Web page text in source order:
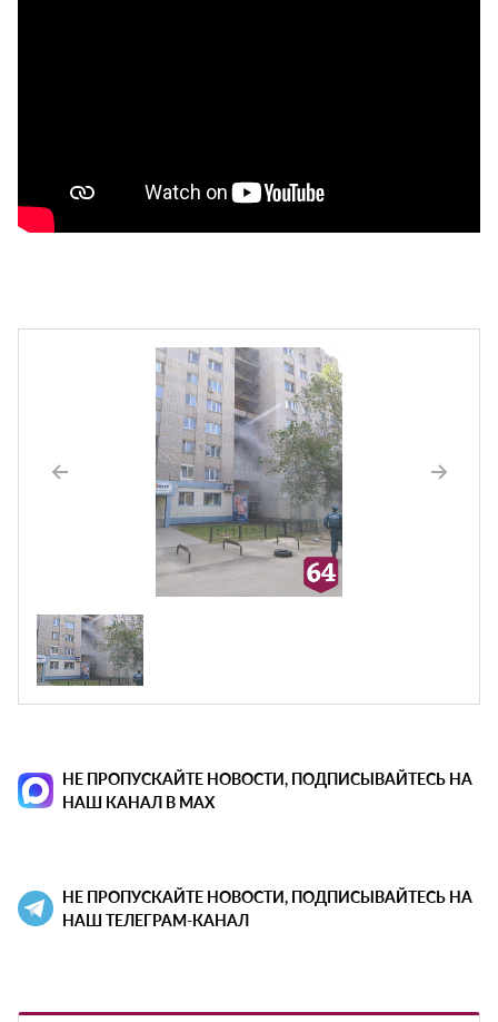
НЕ ПРОПУСКАЙТЕ НОВОСТИ, ПОДПИСЫВАЙТЕСЬ НА
НАШ КАНАЛ В MAX
НЕ ПРОПУСКАЙТЕ НОВОСТИ, ПОДПИСЫВАЙТЕСЬ НА
НАШ ТЕЛЕГРАМ-КАНАЛ